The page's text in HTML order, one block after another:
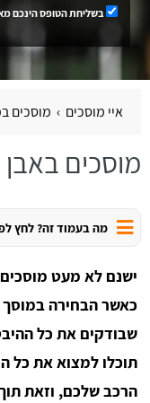
בשליחת הטופס הינכם
איי מוסכים מוסכים
מוסכים באבן
מה בעמוד זה? לחץ
ישנם לא מעט
כאשר הבחירה במוסך
שבודקים את כל
תוכלו למצוא את כל
הרכב שלכם, וזאת